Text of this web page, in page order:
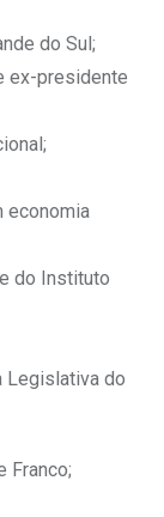
do Sul;
ex-presidente
economia
do Instituto
Legislativa do
Franco;